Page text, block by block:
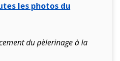
les photos du
du pèlerinage à la